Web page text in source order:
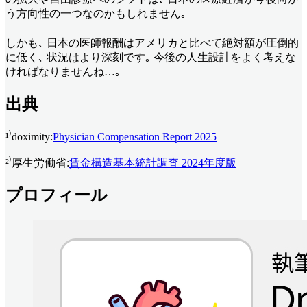
う方向性の一つなのかもしれません｡
しかも､ 日本の医師報酬はアメリカと比べて絶対額が圧倒的
に低く､ 状況はより深刻です｡ 今後の人生設計をよく考えな
ければなりませんね…｡
出典
¹⁾doximity:Physician Compensation Report 2025
²⁾厚生労働省:賃金構造基本統計調査 2024年度版
プロフィール